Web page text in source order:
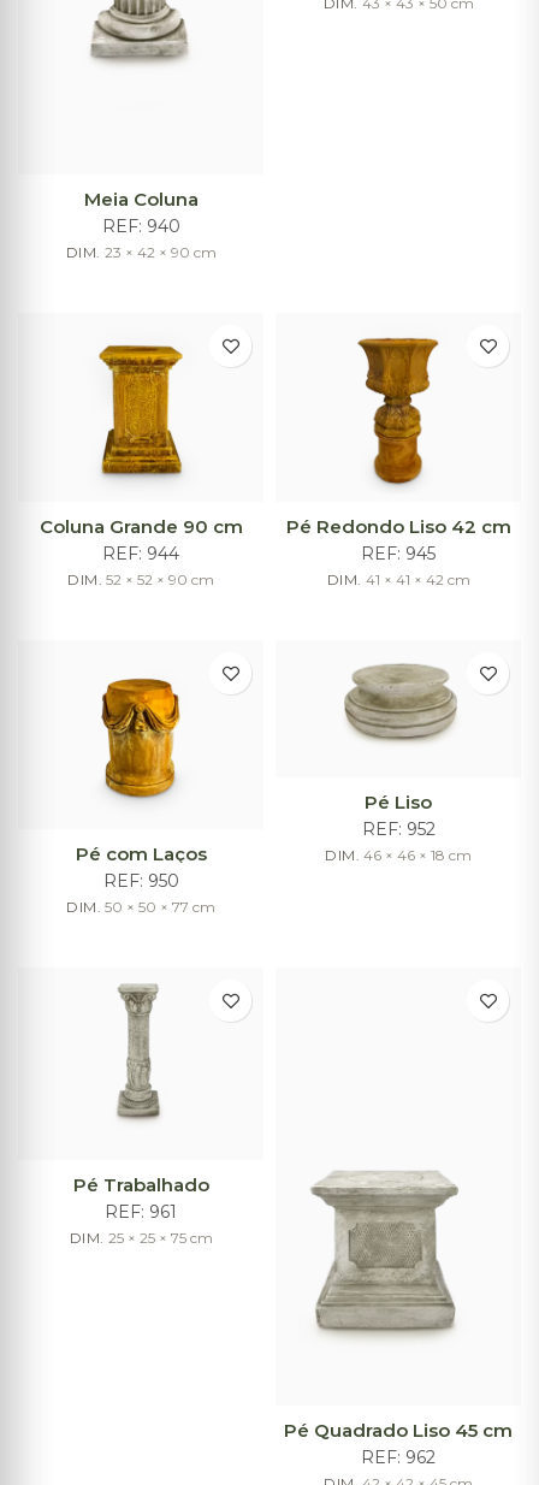
Meia Coluna
REF: 940
DIM. 23 × 42 × 90 cm
Coluna Grande 90 cm
REF: 944
DIM. 52 × 52 × 90 cm
Pé Redondo Liso 42 cm
REF: 945
DIM. 41 × 41 × 42 cm
Pé com Laços
REF: 950
DIM. 50 × 50 × 77 cm
Pé Liso
REF: 952
DIM. 46 × 46 × 18 cm
Pé Trabalhado
REF: 961
DIM. 25 × 25 × 75 cm
Pé Quadrado Liso 45 cm
REF: 962